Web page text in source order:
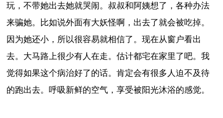
玩，不带她出去她就哭闹。叔叔和阿姨想了，各种办法
来骗她。比如说外面有大妖怪啊，出去了就会被吃掉。
因为她还小，所以很容易就相信了。现在从窗户看出
去。大马路上很少有人在走。估计都宅在家里了吧。我
觉得如果这个病治好了的话。肯定会有很多人迫不及待
的跑出去。呼吸新鲜的空气，享受被阳光沐浴的感觉。